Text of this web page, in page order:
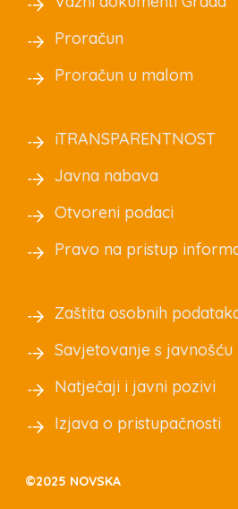
Proračun
Proračun u malom
iTRANSPARENTNOST
Javna nabava
Otvoreni podaci
Pravo na pristup
Zaštita osobnih
Savjetovanje s javnošću
Natječaji i javni pozivi
Izjava o pristupačnosti
©2025 NOVSKA